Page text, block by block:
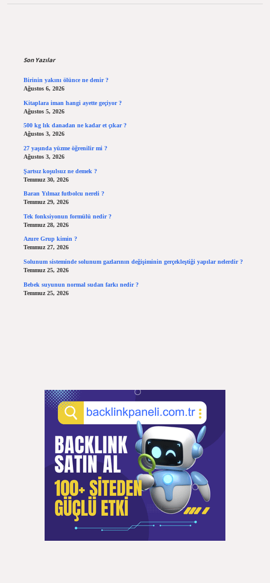
Son Yazılar
Birinin yakını ölünce ne denir ?
Ağustos 6, 2026
Kitaplara iman hangi ayette geçiyor ?
Ağustos 5, 2026
500 kg lık danadan ne kadar et çıkar ?
Ağustos 3, 2026
27 yaşında yüzme öğrenilir mi ?
Ağustos 3, 2026
Şartsız koşulsuz ne demek ?
Temmuz 30, 2026
Baran Yılmaz futbolcu nereli ?
Temmuz 29, 2026
Tek fonksiyonun formülü nedir ?
Temmuz 28, 2026
Azure Grup kimin ?
Temmuz 27, 2026
Solunum sisteminde solunum gazlarının değişiminin gerçekleştiği yapılar nelerdir ?
Temmuz 25, 2026
Bebek suyunun normal sudan farkı nedir ?
Temmuz 25, 2026